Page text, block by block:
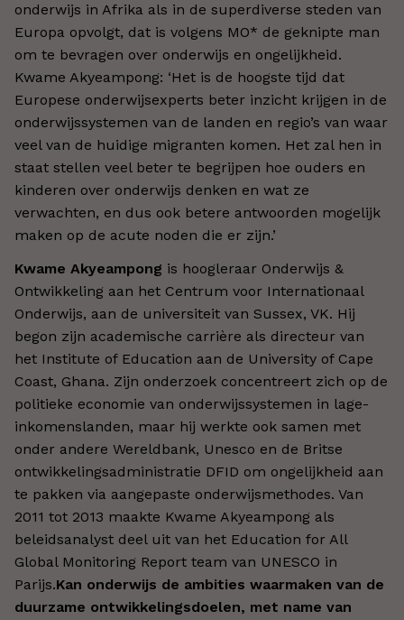
onderwijs in Afrika als in de superdiverse steden van
Europa opvolgt, dat is volgens MO* de geknipte man
om te bevragen over onderwijs en ongelijkheid.
Kwame Akyeampong: ‘Het is de hoogste tijd dat
Europese onderwijsexperts beter inzicht krijgen in de
onderwijssystemen van de landen en regio’s van waar
veel van de huidige migranten komen. Het zal hen in
staat stellen veel beter te begrijpen hoe ouders en
kinderen over onderwijs denken en wat ze
verwachten, en dus ook betere antwoorden mogelijk
maken op de acute noden die er zijn.’
Kwame Akyeampong is hoogleraar Onderwijs &
Ontwikkeling aan het Centrum voor Internationaal
Onderwijs, aan de universiteit van Sussex, VK. Hij
begon zijn academische carrière als directeur van
het Institute of Education aan de University of Cape
Coast, Ghana. Zijn onderzoek concentreert zich op de
politieke economie van onderwijssystemen in lage-
inkomenslanden, maar hij werkte ook samen met
onder andere Wereldbank, Unesco en de Britse
ontwikkelingsadministratie DFID om ongelijkheid aan
te pakken via aangepaste onderwijsmethodes. Van
2011 tot 2013 maakte Kwame Akyeampong als
beleidsanalyst deel uit van het Education for All
Global Monitoring Report team van UNESCO in
Parijs.Kan onderwijs de ambities waarmaken van de
duurzame ontwikkelingsdoelen, met name van